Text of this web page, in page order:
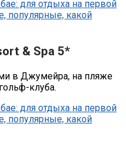
& Spa 5*
в Джумейра, на пляже
клуба.